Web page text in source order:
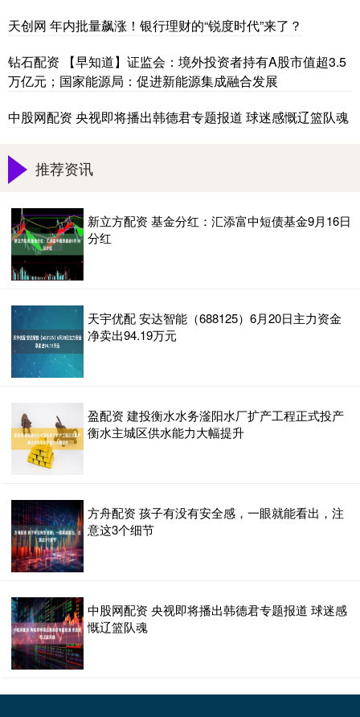
天创网 年内批量飙涨！银行理财的“锐度时代”来了？
钻石配资 【早知道】证监会：境外投资者持有A股市值超3.5
万亿元；国家能源局：促进新能源集成融合发展
中股网配资 央视即将播出韩德君专题报道 球迷感慨辽篮队魂
推荐资讯
新立方配资 基金分红：汇添富中短债基金9月16日
分红
天宇优配 安达智能（688125）6月20日主力资金
净卖出94.19万元
盈配资 建投衡水水务滏阳水厂扩产工程正式投产
衡水主城区供水能力大幅提升
方舟配资 孩子有没有安全感，一眼就能看出，注
意这3个细节
中股网配资 央视即将播出韩德君专题报道 球迷感
慨辽篮队魂